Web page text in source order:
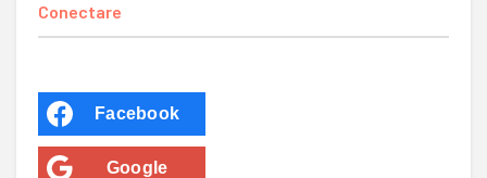
Conectare
Facebook
Google